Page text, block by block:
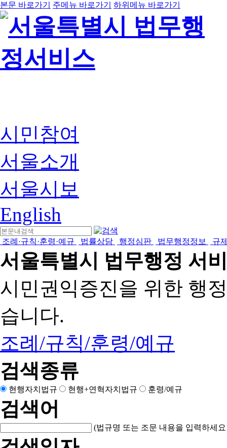
본문 바로가기 주메뉴 바로가기 하위메뉴 바로가기
시민참여
서울소개
서울시보
English
조례·규칙·훈령·예규 법률상담 행정심판 법무행정정보 규
서울특별시 법무행정 서
시민권익증진을 위한 행
습니다.
조례/규칙/훈령/예규
검색종류
현행자치법규 현행+연혁자치법규 훈령/예규
검색어
(법규명 또는 조문 내용을 입력하세